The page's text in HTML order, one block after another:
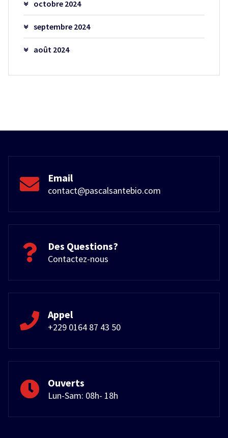
octobre 2024
septembre 2024
août 2024
Email
contact@pascalsantebio.com
Des Questions?
Contactez-nous
Appel
+229 0164 87 43 50
Ouverts
Lun-Sam: 08h- 18h